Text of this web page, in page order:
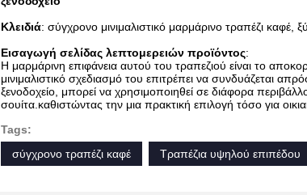
Κλειδιά: σύγχρονο μινιμαλιστικό μαρμάρινο τραπέζι καφέ,
Εισαγωγή σελίδας λεπτομερειών προϊόντος:
Η μαρμάρινη επιφάνεια αυτού του τραπεζιού είναι το
μινιμαλιστικό σχεδιασμό του επιτρέπει να συνδυάζεται
ξενοδοχείο, μπορεί να χρησιμοποιηθεί σε διάφορα
σουίτα.καθιστώντας την μια πρακτική επιλογή τόσο για
Tags:
σύγχρονο τραπέζι καφέ
Τραπέζια υψηλού επιπέδου